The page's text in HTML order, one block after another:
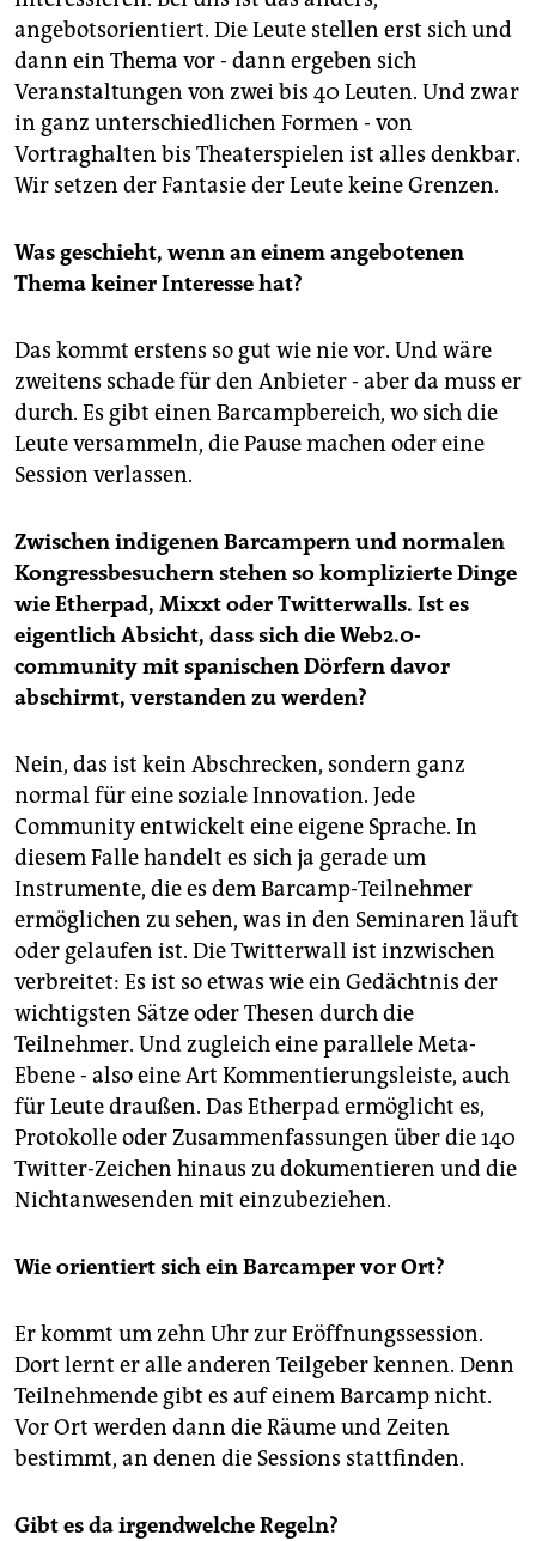
(tiny.cc/bregenzNO) Da kommt das neue Barcamp von
Guido Brombach als ergänzendes Format für den
Bregenzer Kongress gerade recht. (s. Interview)
angebotsorientiert. Die Leute stellen erst sich und
dann ein Thema vor - dann ergeben sich
Veranstaltungen von zwei bis 40 Leuten. Und zwar
in ganz unterschiedlichen Formen - von
Vortraghalten bis Theaterspielen ist alles denkbar.
Wir setzen der Fantasie der Leute keine Grenzen.
Was geschieht, wenn an einem angebotenen
Thema keiner Interesse hat?
Das kommt erstens so gut wie nie vor. Und wäre
zweitens schade für den Anbieter - aber da muss er
durch. Es gibt einen Barcampbereich, wo sich die
Leute versammeln, die Pause machen oder eine
Session verlassen.
Zwischen indigenen Barcampern und normalen
Kongressbesuchern stehen so komplizierte Dinge
wie Etherpad, Mixxt oder Twitterwalls. Ist es
eigentlich Absicht, dass sich die Web2.0-
community mit spanischen Dörfern davor
abschirmt, verstanden zu werden?
Nein, das ist kein Abschrecken, sondern ganz
normal für eine soziale Innovation. Jede
Community entwickelt eine eigene Sprache. In
diesem Falle handelt es sich ja gerade um
Instrumente, die es dem Barcamp-Teilnehmer
ermöglichen zu sehen, was in den Seminaren läuft
oder gelaufen ist. Die Twitterwall ist inzwischen
verbreitet: Es ist so etwas wie ein Gedächtnis der
wichtigsten Sätze oder Thesen durch die
Teilnehmer. Und zugleich eine parallele Meta-
Ebene - also eine Art Kommentierungsleiste, auch
für Leute draußen. Das Etherpad ermöglicht es,
Protokolle oder Zusammenfassungen über die 140
Twitter-Zeichen hinaus zu dokumentieren und die
Nichtanwesenden mit einzubeziehen.
Wie orientiert sich ein Barcamper vor Ort?
Er kommt um zehn Uhr zur Eröffnungssession.
Dort lernt er alle anderen Teilgeber kennen. Denn
Teilnehmende gibt es auf einem Barcamp nicht.
Vor Ort werden dann die Räume und Zeiten
bestimmt, an denen die Sessions stattfinden.
Gibt es da irgendwelche Regeln?